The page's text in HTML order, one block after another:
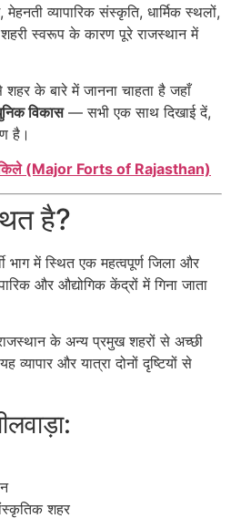
व्यापारिक संस्कृति, धार्मिक स्थलों,
स्वरूप के कारण पूरे राजस्थान में
के बारे में जानना चाहता है जहाँ
विकास— सभी एक साथ दिखाई दें,
है।
किले (Major Forts of Rajasthan)
है?
भाग में स्थित एक महत्वपूर्ण जिला और
और औद्योगिक केंद्रों में गिना जाता
के अन्य प्रमुख शहरों से अच्छी
और यात्रा दोनों दृष्टियों से
शहर